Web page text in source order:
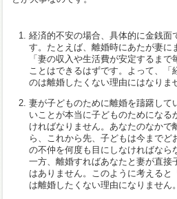
経済的不安の場合、具体的に金銭面
す。たとえば、離婚時にあたが妻に
「妻の収入や生活費が安定するま
ことはできるはずです。よって、「
のは離婚したくない理由にはなりま
妻が子どものために離婚を躊躇して
いことが本当に子どものためになる
ければなりません。あなたのなかで
ら、これから先、子どもは今まで
の不仲を何度も目にしなければなら
一方、離婚すればあなたと妻が直接
はありません。このように考えると
は離婚したくない理由になりません。